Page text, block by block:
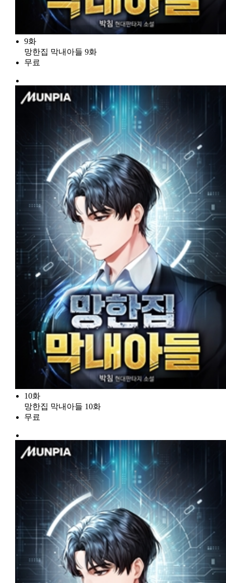
9화
망한집 막내아들 9화
무료
10화
망한집 막내아들 10화
무료